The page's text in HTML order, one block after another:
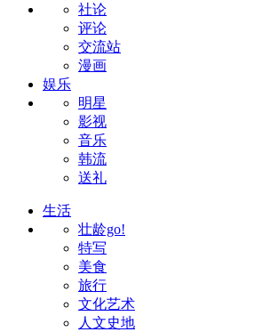
社论
评论
交流站
漫画
娱乐
明星
影视
音乐
韩流
送礼
生活
壮龄go!
特写
美食
旅行
文化艺术
人文史地